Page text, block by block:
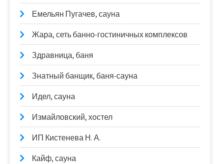
Емельян Пугачев, сауна
Жара, сеть банно-гостиничных комплексов
Здравница, баня
Знатный банщик, баня-сауна
Идел, сауна
Измайловский, хостел
ИП Кистенева Н. А.
Кайф, сауна